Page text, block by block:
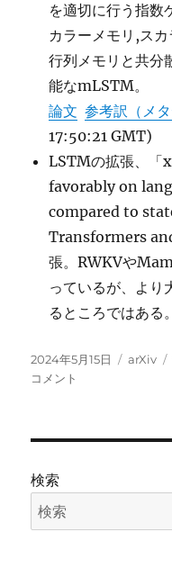
を適切に行う指数
カラーメモリ,ス
行列メモリと共分
能なmLSTM。
論文 参考訳（メタ
17:50:21 GMT)
LSTMの拡張、
favorably on
compared to
Transformers
張。RWKVや
っているが、より
るところではある。
投
稿
2024年5月15日
カ
arXiv
コメント
検索